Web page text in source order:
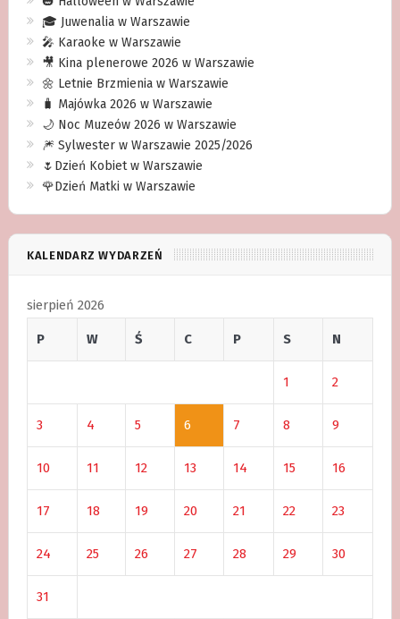
🎓 Juwenalia w Warszawie
🎤 Karaoke w Warszawie
🎥 Kina plenerowe 2026 w Warszawie
🌼 Letnie Brzmienia w Warszawie
🧳 Majówka 2026 w Warszawie
🌙 Noc Muzeów 2026 w Warszawie
🎆 Sylwester w Warszawie 2025/2026
🌷Dzień Kobiet w Warszawie
🌹Dzień Matki w Warszawie
KALENDARZ WYDARZEŃ
sierpień 2026
P W Ś C P S N
1 2
3 4 5 6 7 8 9
10 11 12 13 14 15 16
17 18 19 20 21 22 23
24 25 26 27 28 29 30
31